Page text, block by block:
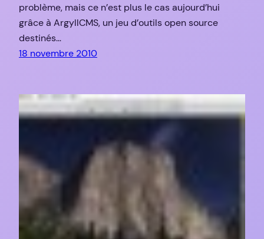
problème, mais ce n’est plus le cas aujourd’hui
grâce à ArgyllCMS, un jeu d’outils open source
destinés…
18 novembre 2010